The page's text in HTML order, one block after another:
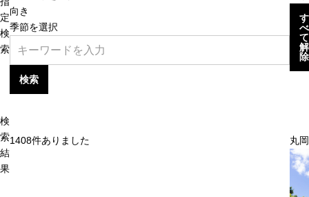
定
検
索
向き
季節を選択
検索
す
べ
て
解
除
検
索
結
果
1408件ありました 丸